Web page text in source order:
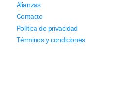
Alianzas
Contacto
Política de privacidad
Términos y condiciones